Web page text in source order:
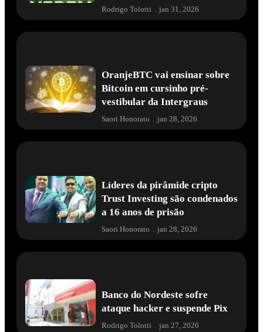
Rodrigo Tolotti jan 31, 2026
OranjeBTC vai ensinar sobre
Bitcoin em cursinho pré-
vestibular da Intergraus
Saori Honorato . jan 28, 2026
Líderes da pirâmide cripto
Trust Investing são condenados
a 16 anos de prisão
Saori Honorato jan 28, 2026
Banco do Nordeste sofre
ataque hacker e suspende Pix
Rodrigo Tolotti . jan 27, 2026